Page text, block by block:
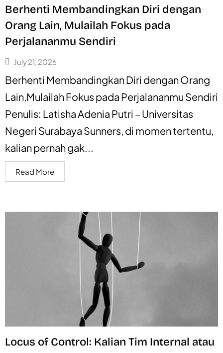
Berhenti Membandingkan Diri dengan
Orang Lain, Mulailah Fokus pada
Perjalananmu Sendiri
July 21, 2026
Berhenti Membandingkan Diri dengan Orang
Lain,Mulailah Fokus pada Perjalananmu Sendiri
Penulis: Latisha Adenia Putri – Universitas
Negeri Surabaya Sunners, di momen tertentu,
kalian pernah gak...
Read More
Locus of Control: Kalian Tim Internal atau